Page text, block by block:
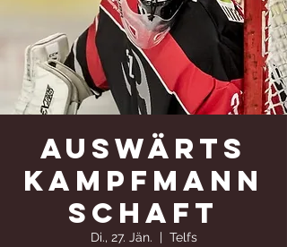
Auswärts
Kampfmann
schaft
Di., 27. Jän.
  |
Telfs